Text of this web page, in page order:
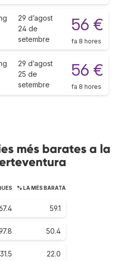
29 d’agost
24 de
setembre
56 €
fa 8 hores
29 d’agost
25 de
setembre
56 €
fa 8 hores
més barates a la
% LA MÉS BARATA
59.1
50.4
31.5 22.0